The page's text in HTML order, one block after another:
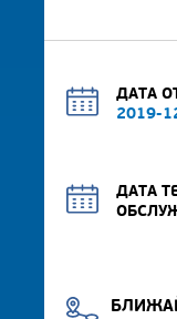
ДАТА
2019-
ДАТА